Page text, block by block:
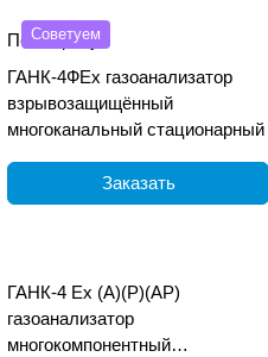
Советуем
По запросу
ГАНК-4ФEx газоанализатор
взрывозащищённый
многоканальный стационарный
Заказать
ГАНК-4 Ех (А)(Р)(АР)
газоанализатор
многокомпонентный